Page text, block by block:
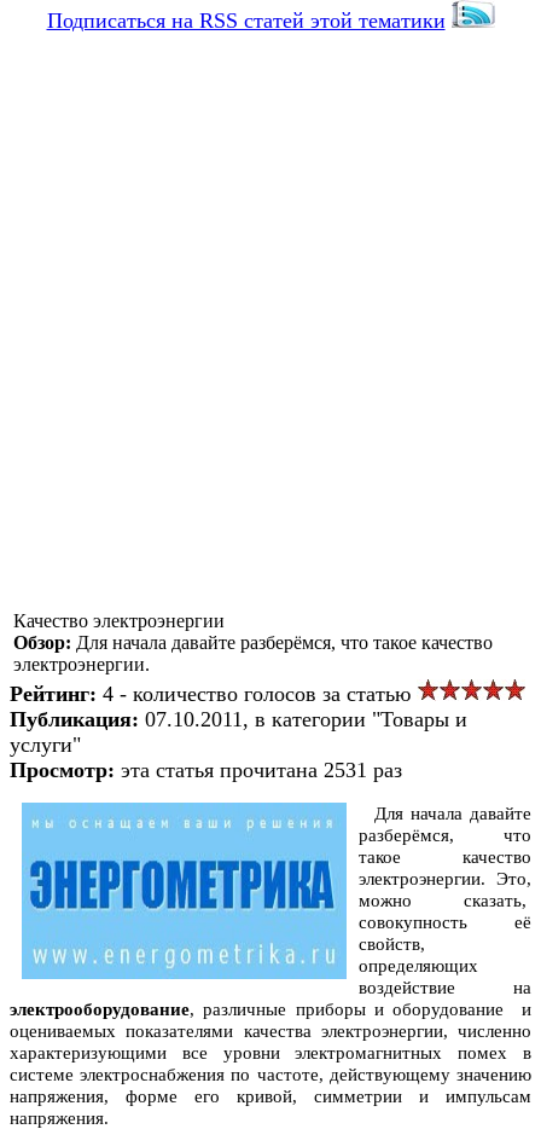
Подписаться на RSS статей этой тематики
Качество электроэнергии
Обзор: Для начала давайте разберёмся, что такое качество
электроэнергии.
Рейтинг: 4 - количество голосов за статью
Публикация: 07.10.2011, в категории "Товары и
услуги"
Просмотр: эта статья прочитана 2531 раз
Для начала давайте
разберёмся, что
такое качество
электроэнергии. Это,
можно сказать,
совокупность её
свойств,
определяющих
воздействие на
электрооборудование, различные приборы и оборудование и
оцениваемых показателями качества электроэнергии, численно
характеризующими все уровни электромагнитных помех в
системе электроснабжения по частоте, действующему значению
напряжения, форме его кривой, симметрии и импульсам
напряжения.